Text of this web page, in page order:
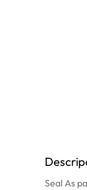
Seal As